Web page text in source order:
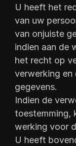
U heeft het
van uw
van onjuiste
indien aan de
het recht op
verwerking en
gegevens.
Indien de
toestemming,
werking voor
U heeft